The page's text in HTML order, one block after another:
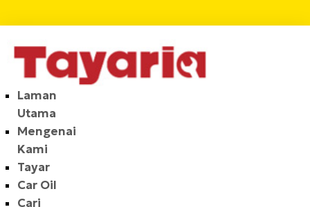
Laman
Utama
Mengenai
Kami
Tayar
Car Oil
Cari